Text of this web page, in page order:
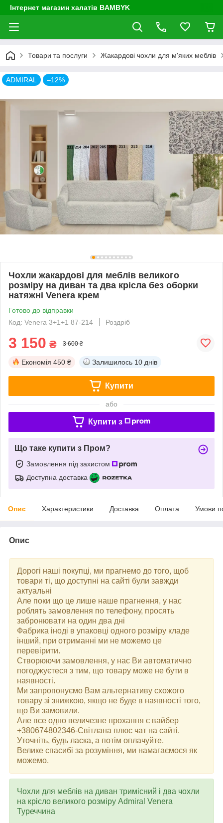
Інтернет магазин халатів BAMBYK
Товари та послуги Жакардові чохли для м'яких меблів
ADMIRAL –12%
Чохли жакардові для меблів великого
розміру на диван та два крісла без оборки
натяжні Venera крем
Готово до відправки
Код: Venera 3+1+1 87-214
Роздріб
3 150 ₴ 3 600 ₴
Економія 450 ₴ Залишилось 10 днів
Купити
або
Купити з
Що таке купити з Пром?
Замовлення під захистом
Доступна доставка
Опис Характеристики Доставка Оплата Умови
Опис
Дорогі наші покупці, ми прагнемо до того, щоб
товари ті, що доступні на сайті були завжди
актуальні
Але поки що це лише наше прагнення, у нас
роблять замовлення по телефону, просять
забронювати на один два дні
Фабрика іноді в упаковці одного розміру кладе
інший, при отриманні ми не можемо це
перевірити.
Створюючи замовлення, у нас Ви автоматично
погоджуєтеся з тим, що товару може не бути в
наявності.
Ми запропонуємо Вам альтернативу схожого
товару зі знижкою, якщо не буде в наявності того,
що Ви замовили.
Але все одно величезне прохання є вайбер
+380674802346-Світлана плюс чат на сайті.
Уточніть, будь ласка, а потім оплачуйте.
Велике спасибі за розуміння, ми намагаємося як
можемо.
Чохли для меблів на диван тримісний і два чохли
на крісло великого розміру Admiral Venera
Туреччина